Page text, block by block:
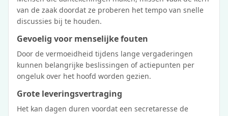
van de zaak doordat ze proberen het tempo van snelle
discussies bij te houden.
Gevoelig voor menselijke fouten
Door de vermoeidheid tijdens lange vergaderingen
kunnen belangrijke beslissingen of actiepunten per
ongeluk over het hoofd worden gezien.
Grote leveringsvertraging
Het kan dagen duren voordat een secretaresse de